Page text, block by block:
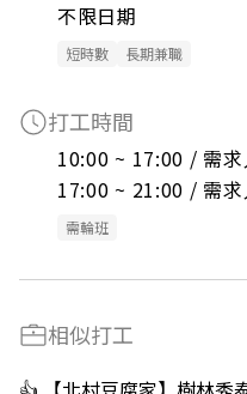
不限日期
短時數 長期兼職
打工時間
10:00 ~ 17:00 / 需求
17:00 ~ 21:00 / 需求
需輪班
相似打工